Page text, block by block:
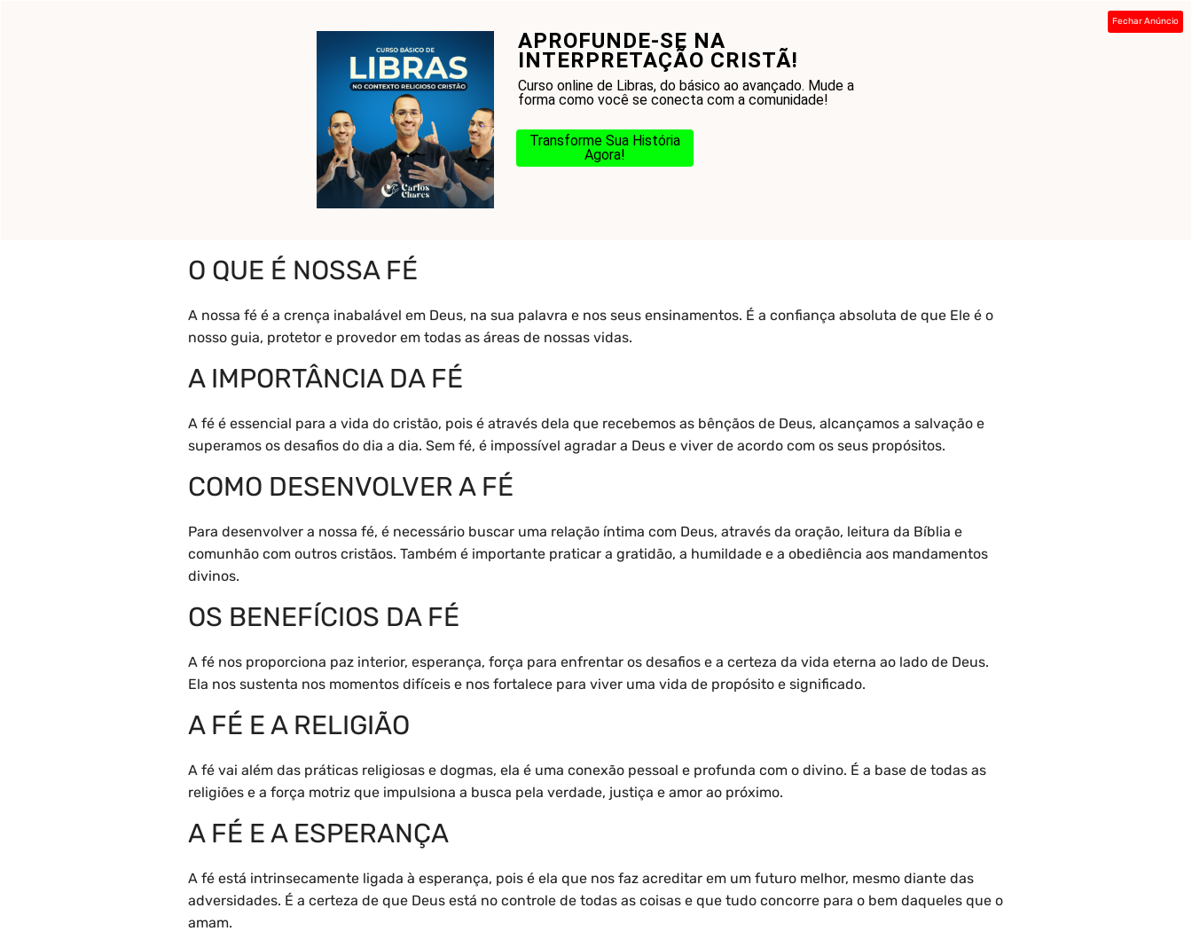
APROFUNDE-SE NA
INTERPRETAÇÃO CRISTÃ!
Curso online de Libras, do básico ao avançado. Mude a
forma como você se conecta com a comunidade!
Transforme Sua História
Agora!
Fechar Anúncio
Pronto para conhecer a Bíblia? Glossário Blog Na Jornada
O que é Nossa Fé
O QUE É NOSSA FÉ
A nossa fé é a crença inabalável em Deus, na sua palavra e nos seus ensinamentos. É a confiança absoluta de que Ele é o
nosso guia, protetor e provedor em todas as áreas de nossas vidas.
A IMPORTÂNCIA DA FÉ
A fé é essencial para a vida do cristão, pois é através dela que recebemos as bênçãos de Deus, alcançamos a salvação e
superamos os desafios do dia a dia. Sem fé, é impossível agradar a Deus e viver de acordo com os seus propósitos.
COMO DESENVOLVER A FÉ
Para desenvolver a nossa fé, é necessário buscar uma relação íntima com Deus, através da oração, leitura da Bíblia e
comunhão com outros cristãos. Também é importante praticar a gratidão, a humildade e a obediência aos mandamentos
divinos.
OS BENEFÍCIOS DA FÉ
A fé nos proporciona paz interior, esperança, força para enfrentar os desafios e a certeza da vida eterna ao lado de Deus.
Ela nos sustenta nos momentos difíceis e nos fortalece para viver uma vida de propósito e significado.
A FÉ E A RELIGIÃO
A fé vai além das práticas religiosas e dogmas, ela é uma conexão pessoal e profunda com o divino. É a base de todas as
religiões e a força motriz que impulsiona a busca pela verdade, justiça e amor ao próximo.
A FÉ E A ESPERANÇA
A fé está intrinsecamente ligada à esperança, pois é ela que nos faz acreditar em um futuro melhor, mesmo diante das
adversidades. É a certeza de que Deus está no controle de todas as coisas e que tudo concorre para o bem daqueles que o
amam.